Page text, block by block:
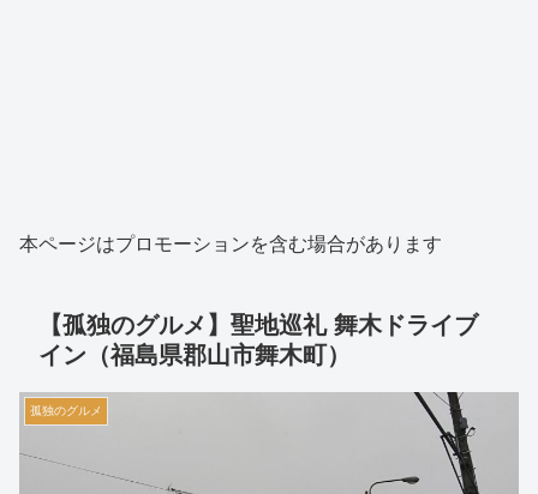
本ページはプロモーションを含む場合があります
【孤独のグルメ】聖地巡礼 舞木ドライブ
イン（福島県郡山市舞木町）
孤独のグルメ